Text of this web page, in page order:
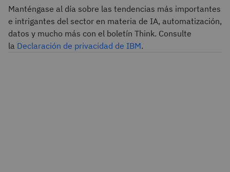
Manténgase al día sobre las tendencias más importantes
e intrigantes del sector en materia de IA, automatización,
datos y mucho más con el boletín Think. Consulte
la Declaración de privacidad de IBM.